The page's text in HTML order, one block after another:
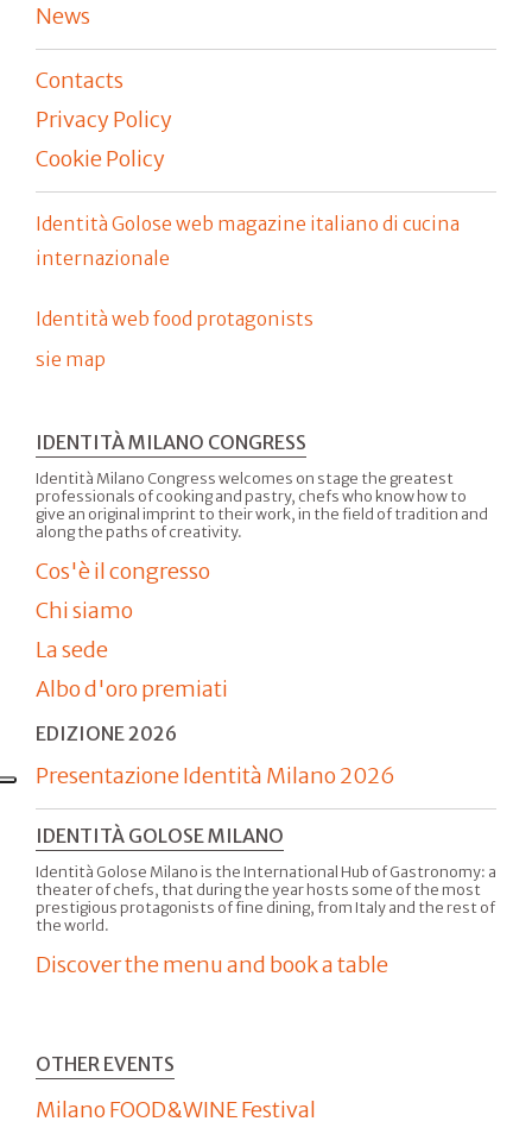
News
Contacts
Privacy Policy
Cookie Policy
Identità Golose web magazine italiano di cucina
internazionale
Identità web food protagonists
sie map
IDENTITÀ MILANO CONGRESS
Identità Milano Congress welcomes on stage the greatest
professionals of cooking and pastry, chefs who know how to
give an original imprint to their work, in the field of tradition and
along the paths of creativity.
Cos'è il congresso
Chi siamo
La sede
Albo d'oro premiati
EDIZIONE 2026
Presentazione Identità Milano 2026
IDENTITÀ GOLOSE MILANO
Identità Golose Milano is the International Hub of Gastronomy: a
theater of chefs, that during the year hosts some of the most
prestigious protagonists of fine dining, from Italy and the rest of
the world.
Discover the menu and book a table
OTHER EVENTS
Milano FOOD&WINE Festival